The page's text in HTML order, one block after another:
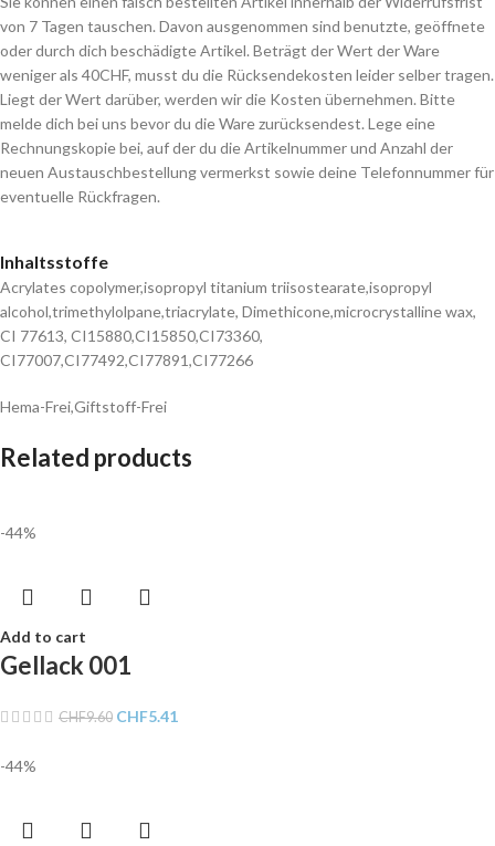
von 7 Tagen tauschen. Davon ausgenommen sind benutzte, geöffnete
oder durch dich beschädigte Artikel. Beträgt der Wert der Ware
weniger als 40CHF, musst du die Rücksendekosten leider selber tragen.
Liegt der Wert darüber, werden wir die Kosten übernehmen. Bitte
melde dich bei uns bevor du die Ware zurücksendest. Lege eine
Rechnungskopie bei, auf der du die Artikelnummer und Anzahl der
neuen Austauschbestellung vermerkst sowie deine Telefonnummer für
eventuelle Rückfragen.
Inhaltsstoffe
Acrylates copolymer,isopropyl titanium triisostearate,isopropyl
alcohol,trimethylolpane,triacrylate, Dimethicone,microcrystalline wax,
CI 77613, CI15880,CI15850,CI73360,
CI77007,CI77492,CI77891,CI77266
Hema-Frei,Giftstoff-Frei
Related products
-44%
Add to cart
Gellack 001
CHF9.60 CHF5.41
-44%